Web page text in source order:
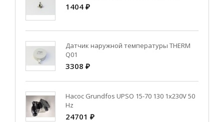
1404 ₽
Датчик наружной температуры THERM
Q01
3308 ₽
Насос Grundfos UPSO 15-70 130 1x230V 50
Hz
24701 ₽